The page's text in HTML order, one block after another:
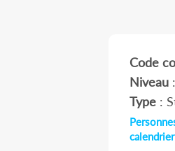
Code
Niveau:
Type: